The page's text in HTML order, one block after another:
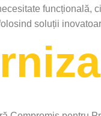
funcțională,
soluții